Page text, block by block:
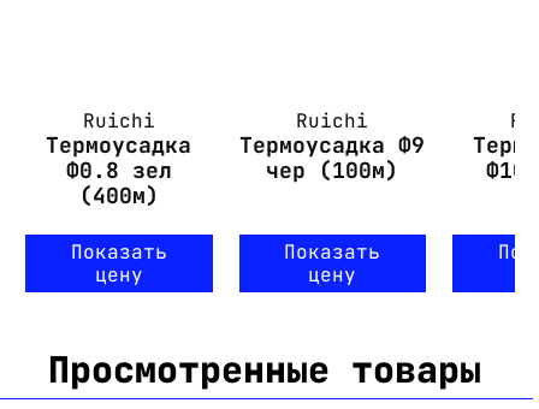
Ruichi
Термоусадка
Ф0.8 зел
(400м)
Показать
цену
Ruichi
Термоусадка Ф9
чер (100м)
Показать
цену
Ф10
Просмотренные товары